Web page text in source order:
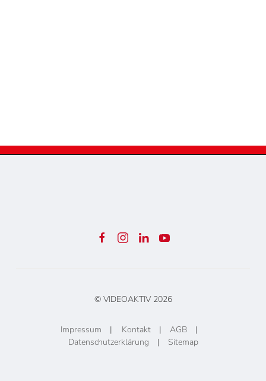
© VIDEOAKTIV 2026
Impressum | Kontakt| AGB|
Datenschutzerklärung | Sitemap